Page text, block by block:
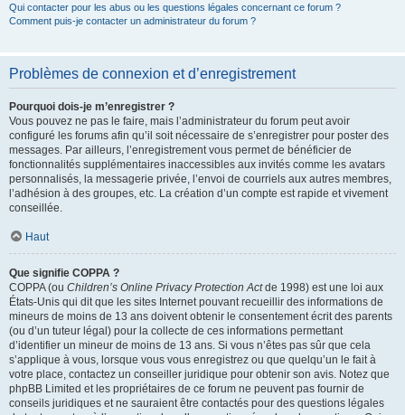
Qui contacter pour les abus ou les questions légales concernant ce forum ?
Comment puis-je contacter un administrateur du forum ?
Problèmes de connexion et d’enregistrement
Pourquoi dois-je m’enregistrer ?
Vous pouvez ne pas le faire, mais l’administrateur du forum peut avoir
configuré les forums afin qu’il soit nécessaire de s’enregistrer pour poster des
messages. Par ailleurs, l’enregistrement vous permet de bénéficier de
fonctionnalités supplémentaires inaccessibles aux invités comme les avatars
personnalisés, la messagerie privée, l’envoi de courriels aux autres membres,
l’adhésion à des groupes, etc. La création d’un compte est rapide et vivement
conseillée.
Haut
Que signifie COPPA ?
COPPA (ou Children’s Online Privacy Protection Actde 1998) est une loi aux
États-Unis qui dit que les sites Internet pouvant recueillir des informations de
mineurs de moins de 13 ans doivent obtenir le consentement écrit des parents
(ou d’un tuteur légal) pour la collecte de ces informations permettant
d’identifier un mineur de moins de 13 ans. Si vous n’êtes pas sûr que cela
s’applique à vous, lorsque vous vous enregistrez ou que quelqu’un le fait à
votre place, contactez un conseiller juridique pour obtenir son avis. Notez que
phpBB Limited et les propriétaires de ce forum ne peuvent pas fournir de
conseils juridiques et ne sauraient être contactés pour des questions légales